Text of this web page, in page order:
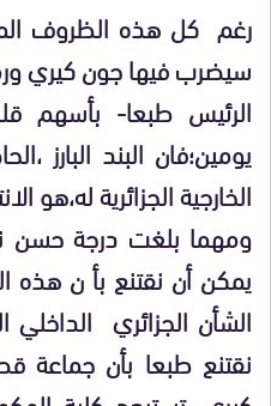
رغم كل هذه الظروف
سيضرب فيها جون كيري
الرئيس طبعا- بأسهم
يومين؛فان البند البارز
الخارجية الجزائرية له،هو
ومهما بلغت درجة حسن
يمكن أن نقتنع بأ ن
الشأن الجزائري الداخلي
نقتنع طبعا بأن جماعة